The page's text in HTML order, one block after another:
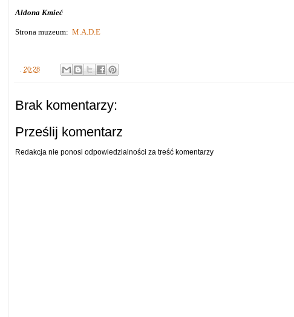
Aldona Kmieć
Strona muzeum: M.A.D.E
20:28
Brak komentarzy:
Prześlij komentarz
Redakcja nie ponosi odpowiedzialności za treść komentarzy